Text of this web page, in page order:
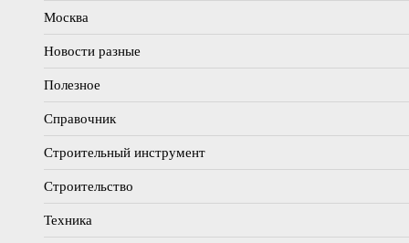
Москва
Новости разные
Полезное
Справочник
Строительный инструмент
Строительство
Техника